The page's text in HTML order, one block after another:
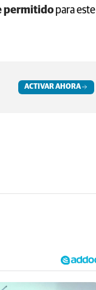
permitido para este
ACTIVAR AHORA